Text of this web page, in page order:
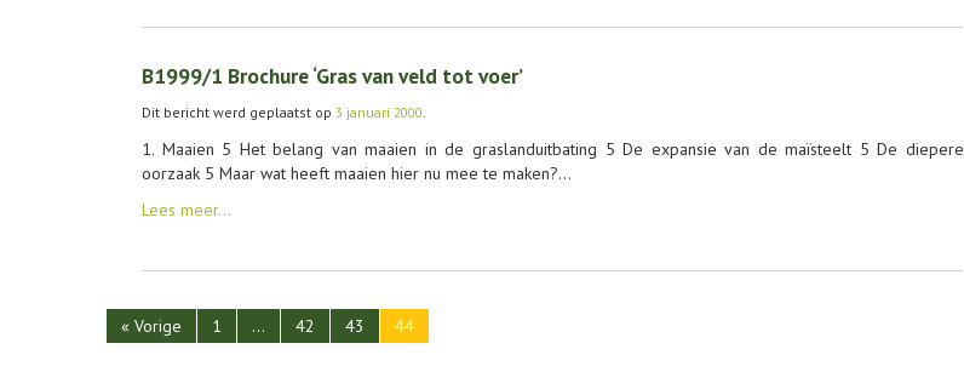
B1999/1 Brochure ‘Gras van veld tot voer’
Dit bericht werd geplaatst op 3 januari 2000.
1. Maaien 5 Het belang van maaien in de graslanduitbating 5 De expansie van de maïsteelt 5 De diepere
oorzaak 5 Maar wat heeft maaien hier nu mee te maken?…
Lees meer…
« Vorige 1 … 42 43 44